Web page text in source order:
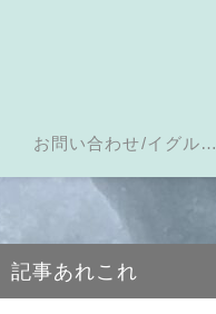
お問い合わせ/イグルス
キーにメール
記事あれこれ